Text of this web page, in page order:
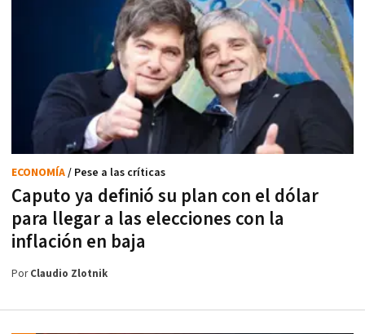
Caputo ya definió su plan con el dólar
para llegar a las elecciones con la
inflación en baja
ECONOMÍA/ Pese a las críticas
PorClaudio Zlotnik